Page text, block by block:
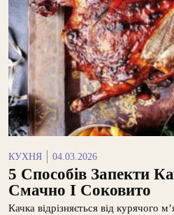
КУХНЯ 04.03.2026
5 Способів Запекти
Смачно І Соковито
Качка відрізняється від курячого